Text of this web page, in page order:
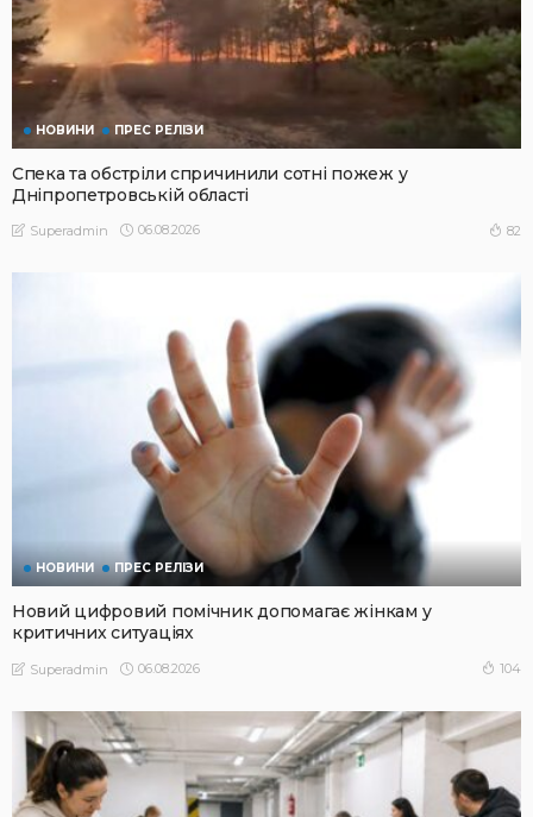
НОВИНИ ПРЕС РЕЛІЗИ
Спека та обстріли спричинили сотні пожеж у
Дніпропетровській області
Superadmin 06.08.2026 82
НОВИНИ ПРЕС РЕЛІЗИ
Новий цифровий помічник допомагає жінкам у
критичних ситуаціях
Superadmin 06.08.2026 104